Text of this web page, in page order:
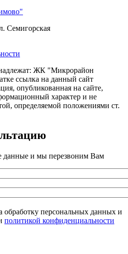
Семигорская
ЖК "Микрорайон
ссылка на данный сайт
опубликованная на сайте,
характер и не
определяемой положениями ст.
данные и мы перезвоним Вам
обработку персональных данных и
политикой конфиденциальности